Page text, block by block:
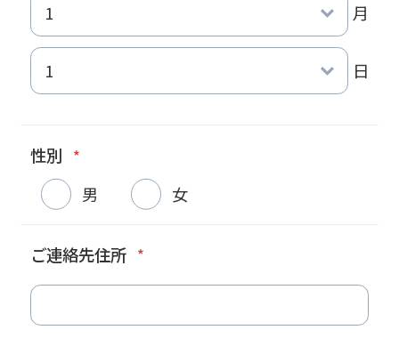
月
日
性別 *
男 女
ご連絡先住所 *